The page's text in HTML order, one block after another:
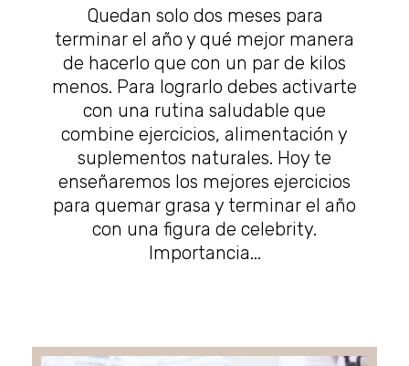
Quedan solo dos meses para
terminar el año y qué mejor manera
de hacerlo que con un par de kilos
menos. Para lograrlo debes activarte
con una rutina saludable que
combine ejercicios, alimentación y
suplementos naturales. Hoy te
enseñaremos los mejores ejercicios
para quemar grasa y terminar el año
con una figura de celebrity.
Importancia...